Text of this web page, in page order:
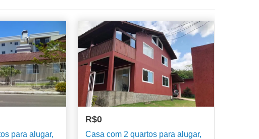
para alugar,
R$0
Casa com 2 quartos para alugar,